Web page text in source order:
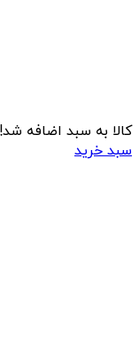
کالا به سبد اضافه شد!
سبد خرید